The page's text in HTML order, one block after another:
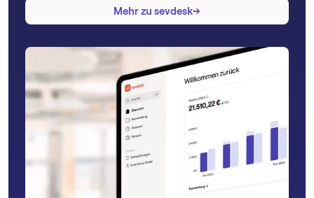
Mehr zu sevdesk→
→